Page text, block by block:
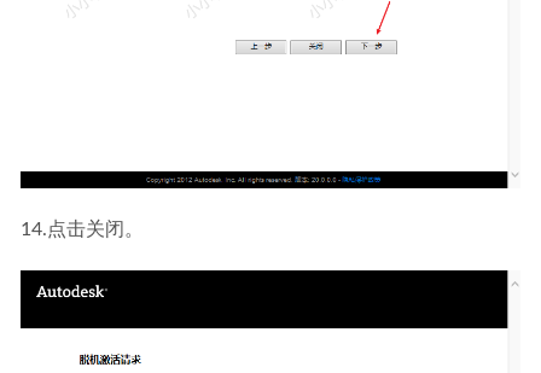
14.点击关闭。